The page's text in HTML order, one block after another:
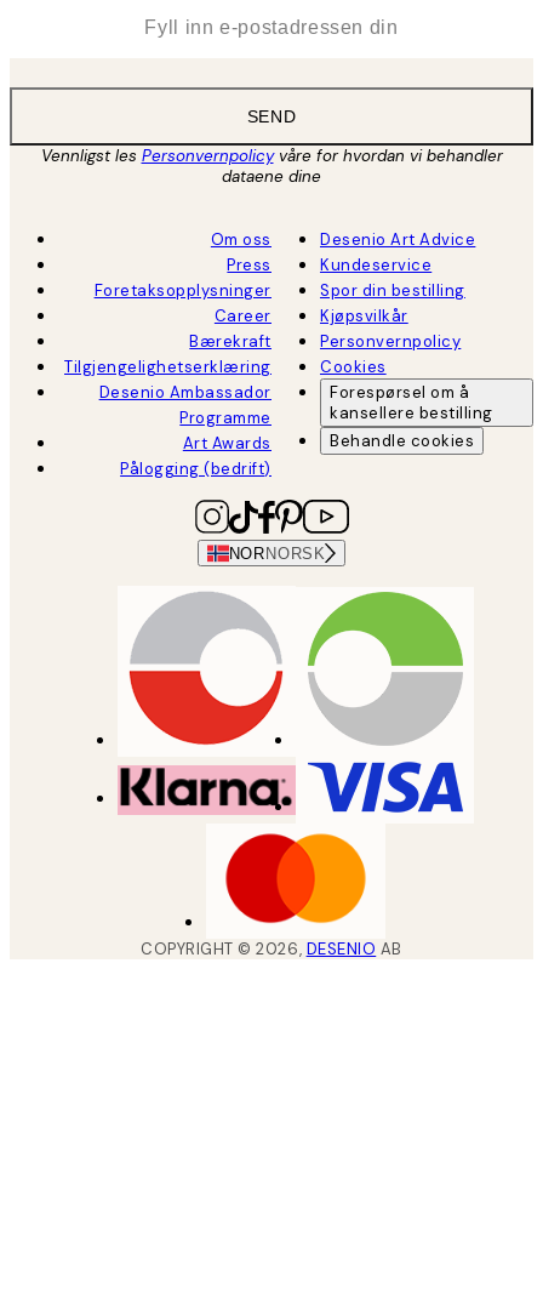
SEND
Vennligst les Personvernpolicyvåre for hvordan vi behandler
dataene dine
Om oss
Press
Foretaksopplysninger
Career
Bærekraft
Tilgjengelighetserklæring
Desenio Ambassador
Programme
Art Awards
Pålogging (bedrift)
Desenio Art Advice
Kundeservice
Spor din bestilling
Kjøpsvilkår
Personvernpolicy
Cookies
Forespørsel om å
kansellere bestilling
Behandle cookies
NOR NORSK
COPYRIGHT ©2026, DESENIO AB